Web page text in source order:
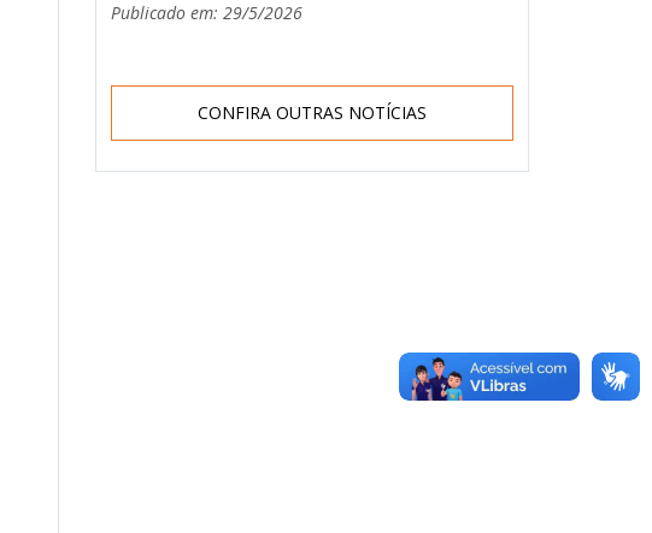
Publicado em: 29/5/2026
CONFIRA OUTRAS NOTÍCIAS